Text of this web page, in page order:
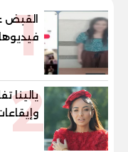
1
القبض
2
يالينا